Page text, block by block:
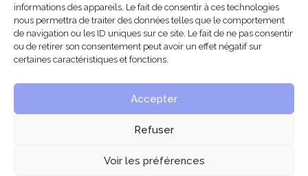
informations des appareils. Le fait de consentir à ces technologies
nous permettra de traiter des données telles que le comportement
de navigation ou les ID uniques sur ce site. Le fait de ne pas consentir
ou de retirer son consentement peut avoir un effet négatif sur
certaines caractéristiques et fonctions.
Accepter
Refuser
Voir les préférences
NOS MEMBRES
(c) Tous droits réservés CECB71 2025 –
contact@cecb71.org–